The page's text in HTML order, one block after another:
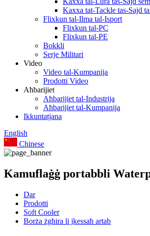
Kaxxa tat-Tackle tas-Sajd
Flixkun tal-Ilma tal-Isport
Flixkun tal-PC
Flixkun tal-PE
Bokkli
Serje Militari
Video
Video tal-Kumpanija
Prodotti Video
Aħbarijiet
Aħbarijiet tal-Industrija
Aħbarijiet tal-Kumpanija
Ikkuntatjana
English
Chinese
Kamuflaġġ portabbli
Dar
Prodotti
Soft Cooler
Borża żgħira li jkessaħ artab